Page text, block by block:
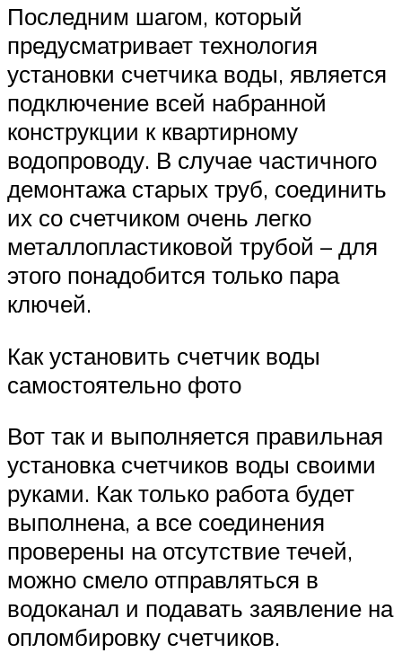
Последним шагом, который
предусматривает технология
установки счетчика воды, является
подключение всей набранной
конструкции к квартирному
водопроводу. В случае частичного
демонтажа старых труб, соединить
их со счетчиком очень легко
металлопластиковой трубой – для
этого понадобится только пара
ключей.
Как установить счетчик воды
самостоятельно фото
Вот так и выполняется правильная
установка счетчиков воды своими
руками. Как только работа будет
выполнена, а все соединения
проверены на отсутствие течей,
можно смело отправляться в
водоканал и подавать заявление на
опломбировку счетчиков.